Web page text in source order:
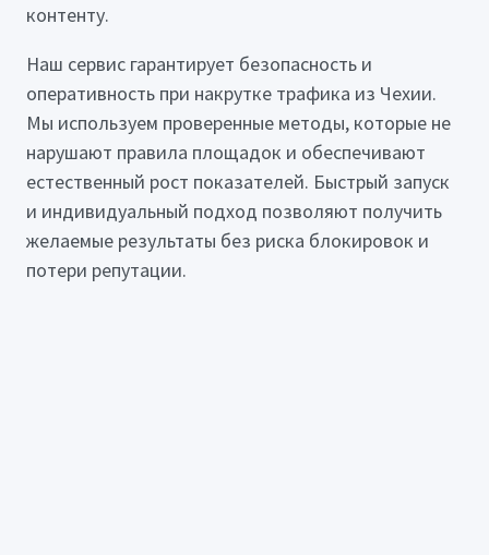
контенту.
Наш сервис гарантирует безопасность и
оперативность при накрутке трафика из Чехии.
Мы используем проверенные методы, которые не
нарушают правила площадок и обеспечивают
естественный рост показателей. Быстрый запуск
и индивидуальный подход позволяют получить
желаемые результаты без риска блокировок и
потери репутации.